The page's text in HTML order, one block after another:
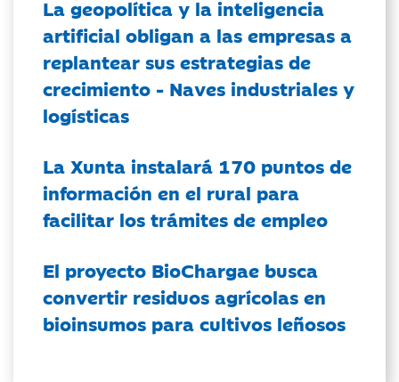
La geopolítica y la inteligencia
artificial obligan a las empresas a
replantear sus estrategias de
crecimiento - Naves industriales y
logísticas
La Xunta instalará 170 puntos de
información en el rural para
facilitar los trámites de empleo
El proyecto BioChargae busca
convertir residuos agrícolas en
bioinsumos para cultivos leñosos